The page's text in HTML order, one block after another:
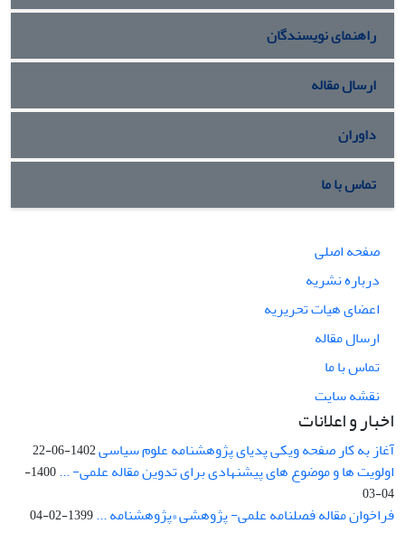
راهنمای نویسندگان
ارسال مقاله
داوران
تماس با ما
صفحه اصلی
درباره نشریه
اعضای هیات تحریریه
ارسال مقاله
تماس با ما
نقشه سایت
اخبار و اعلانات
آغاز به کار صفحه ویکی پدیای پژوهشنامه علوم سیاسی1402-06-22
اولویت ها و موضوع های پیشنهادی برای تدوین مقاله علمی- ...
1400-
04-03
فراخوان مقاله فصلنامه علمی- پژوهشی «پژوهشنامه ...1399-02-04